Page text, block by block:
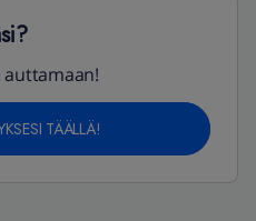
auttamaan!
TÄÄLLÄ!